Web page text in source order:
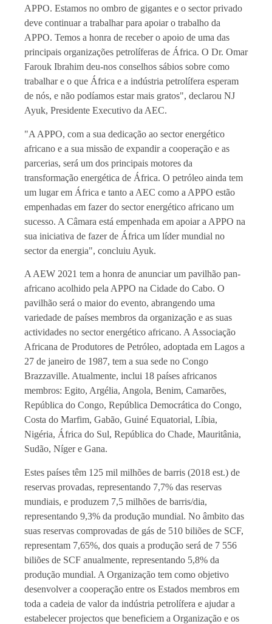
APPO. Estamos no ombro de gigantes e o sector privado
deve continuar a trabalhar para apoiar o trabalho da
APPO. Temos a honra de receber o apoio de uma das
principais organizações petrolíferas de África. O Dr. Omar
Farouk Ibrahim deu-nos conselhos sábios sobre como
trabalhar e o que África e a indústria petrolífera esperam
de nós, e não podíamos estar mais gratos", declarou NJ
Ayuk, Presidente Executivo da AEC.
"A APPO, com a sua dedicação ao sector energético
africano e a sua missão de expandir a cooperação e as
parcerias, será um dos principais motores da
transformação energética de África. O petróleo ainda tem
um lugar em África e tanto a AEC como a APPO estão
empenhadas em fazer do sector energético africano um
sucesso. A Câmara está empenhada em apoiar a APPO na
sua iniciativa de fazer de África um líder mundial no
sector da energia", concluiu Ayuk.
A AEW 2021 tem a honra de anunciar um pavilhão pan-
africano acolhido pela APPO na Cidade do Cabo. O
pavilhão será o maior do evento, abrangendo uma
variedade de países membros da organização e as suas
actividades no sector energético africano. A Associação
Africana de Produtores de Petróleo, adoptada em Lagos a
27 de janeiro de 1987, tem a sua sede no Congo
Brazzaville. Atualmente, inclui 18 países africanos
membros: Egito, Argélia, Angola, Benim, Camarões,
República do Congo, República Democrática do Congo,
Costa do Marfim, Gabão, Guiné Equatorial, Líbia,
Nigéria, África do Sul, República do Chade, Mauritânia,
Sudão, Níger e Gana.
Estes países têm 125 mil milhões de barris (2018 est.) de
reservas provadas, representando 7,7% das reservas
mundiais, e produzem 7,5 milhões de barris/dia,
representando 9,3% da produção mundial. No âmbito das
suas reservas comprovadas de gás de 510 biliões de SCF,
representam 7,65%, dos quais a produção será de 7 556
biliões de SCF anualmente, representando 5,8% da
produção mundial. A Organização tem como objetivo
desenvolver a cooperação entre os Estados membros em
toda a cadeia de valor da indústria petrolífera e ajudar a
estabelecer projectos que beneficiem a Organização e os